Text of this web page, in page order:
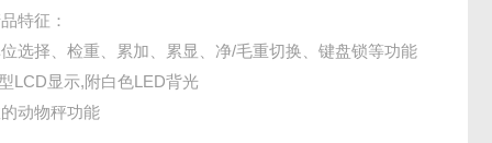
特征：
选择、检重、累加、累显、净/毛重切换、键盘锁等功能
LCD显示,附白色LED背光
动物秤功能